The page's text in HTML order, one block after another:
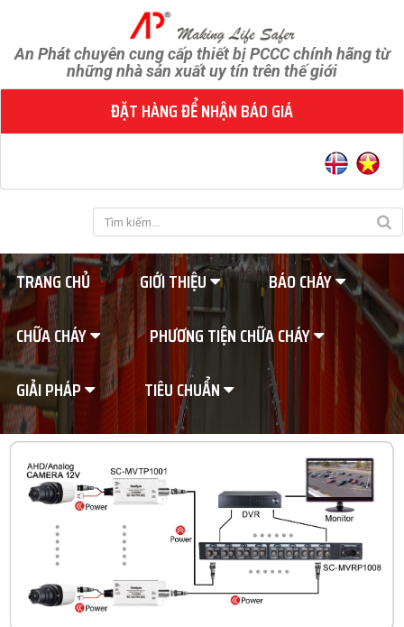
An Phát chuyên cung cấp thiết bị PCCC chính hãng từ
những nhà sản xuất uy tín trên thế giới
ĐẶT HÀNG ĐỂ NHẬN BÁO GIÁ
TRANG CHỦ GIỚI THIỆU
BÁO CHÁY
CHỮA CHÁY
PHƯƠNG TIỆN CHỮA CHÁY
GIẢI PHÁP
TIÊU CHUẨN